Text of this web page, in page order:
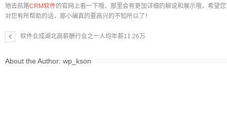
地去凯路CRM软件的官网上看一下哦，那里会有更加详细的解说和展示哦，希望
对您有所帮助的话，那小编真的要高兴的不知所以了！
软件业成湖北高薪酬行业之一人均年薪11.26万
About the Author: wp_kson